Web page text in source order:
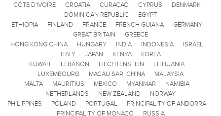
CÔTE D'IVOIRE
CROATIA CURACAO CYPRUS
DENMARK
DOMINICAN REPUBLIC
EGYPT
ETHIOPIA
FINLAND FRANCE FRENCH GUIANA
GERMANY
GREAT BRITAIN
GREECE
HONG KONG CHINA
HUNGARY INDIA INDONESIA
ISRAEL
ITALY
JAPAN KENYA
KOREA
KUWAIT
LEBANON LIECHTENSTEIN
LITHUANIA
LUXEMBOURG
MACAU SAR, CHINA
MALAYSIA
MALTA
MAURITIUS MEXICO MYANMAR
NAMIBIA
NETHERLANDS
NEW ZEALAND
NORWAY
PHILIPPINES
POLAND PORTUGAL
PRINCIPALITY OF ANDORRA
PRINCIPALITY OF MONACO
RUSSIA